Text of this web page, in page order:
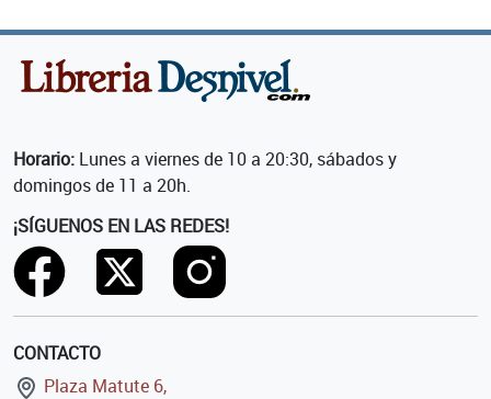
Horario: Lunes a viernes de 10 a 20:30, sábados y
domingos de 11 a 20h.
¡SÍGUENOS EN LAS REDES!
CONTACTO
Plaza Matute 6,